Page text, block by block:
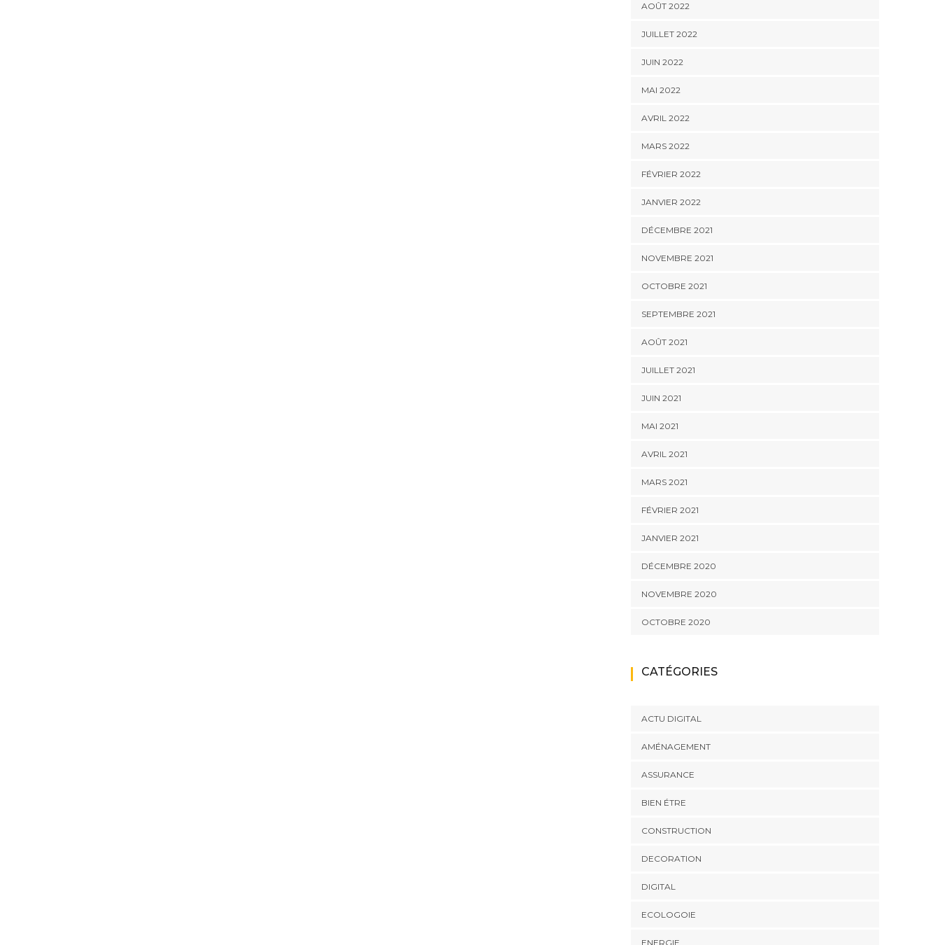
AOÛT 2022
JUILLET 2022
JUIN 2022
MAI 2022
AVRIL 2022
MARS 2022
FÉVRIER 2022
JANVIER 2022
DÉCEMBRE 2021
NOVEMBRE 2021
OCTOBRE 2021
SEPTEMBRE 2021
AOÛT 2021
JUILLET 2021
JUIN 2021
MAI 2021
AVRIL 2021
MARS 2021
FÉVRIER 2021
JANVIER 2021
DÉCEMBRE 2020
NOVEMBRE 2020
OCTOBRE 2020
CATÉGORIES
ACTU DIGITAL
AMÉNAGEMENT
ASSURANCE
BIEN ÉTRE
CONSTRUCTION
DECORATION
DIGITAL
ECOLOGOIE
ENERGIE